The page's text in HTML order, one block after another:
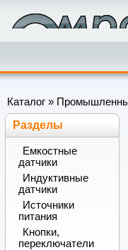
Каталог »
Разделы
Емкостные
датчики
Индуктивные
датчики
Источники
питания
Кнопки,
переключатели